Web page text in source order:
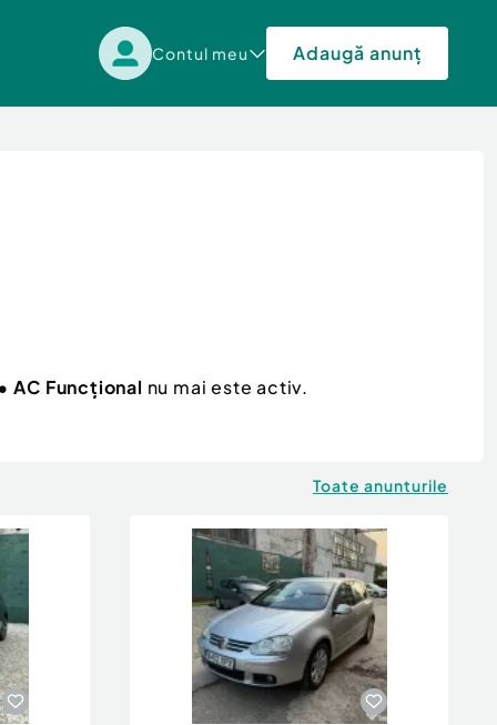
Contul meu Adaugă anunț
AC Funcțional nu mai este activ.
Toate anunturile